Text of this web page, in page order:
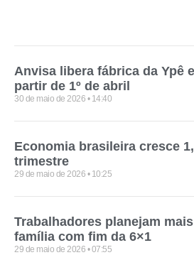
Anvisa libera fábrica da Ypê
partir de 1º de abril
30 de maio de 2026 14:40
Economia brasileira cresce
trimestre
29 de maio de 2026 10:25
Trabalhadores planejam
família com fim da 6×1
29 de maio de 2026 07:55